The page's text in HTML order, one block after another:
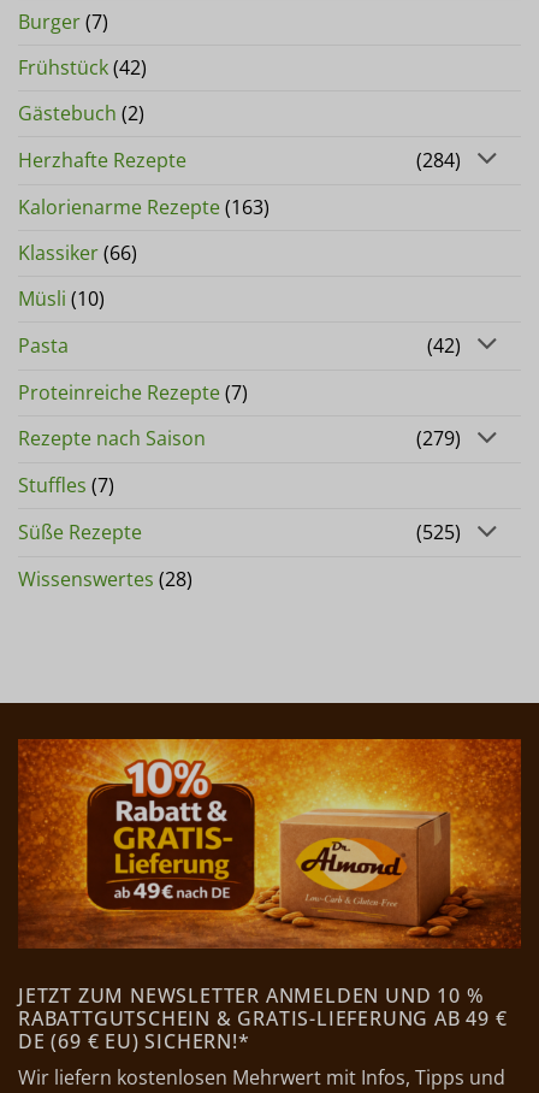
Burger(7)
Frühstück(42)
Gästebuch (2)
Herzhafte Rezepte
(284)
Kalorienarme Rezepte(163)
Klassiker(66)
Müsli (10)
Pasta
(42)
Proteinreiche Rezepte(7)
Rezepte nach Saison
(279)
Stuffles (7)
Süße Rezepte
(525)
Wissenswertes (28)
JETZT ZUM NEWSLETTER ANMELDEN UND 10 %
RABATTGUTSCHEIN & GRATIS-LIEFERUNG AB 49 €
DE (69 € EU) SICHERN!*
Wir liefern kostenlosen Mehrwert mit Infos, Tipps und